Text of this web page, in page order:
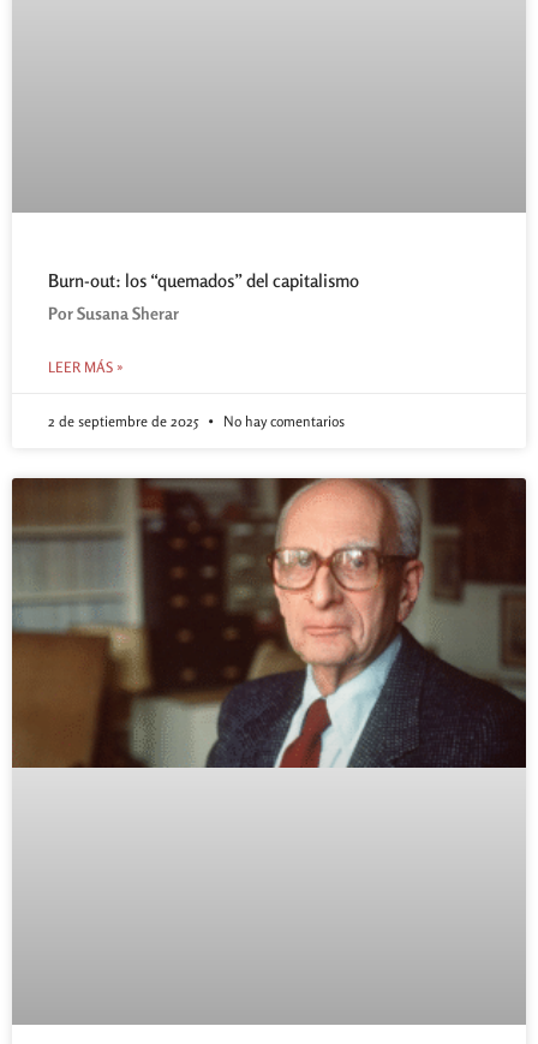
Burn-out: los “quemados” del capitalismo
Por Susana Sherar
LEER MÁS »
2 de septiembre de 2025 No hay comentarios